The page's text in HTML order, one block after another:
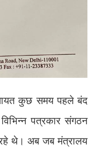
कुछ समय पहले बंद
पत्रकार संगठन
रहे थे। अब जब मंत्रालय